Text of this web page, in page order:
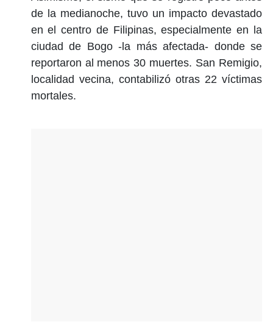
de la medianoche, tuvo un impacto devastado
en el centro de Filipinas, especialmente en la
ciudad de Bogo -la más afectada- donde se
reportaron al menos 30 muertes. San Remigio,
localidad vecina, contabilizó otras 22 víctimas
mortales.